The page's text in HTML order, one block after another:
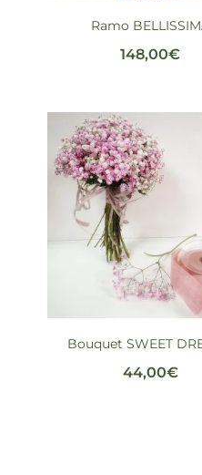
Ramo
148,00€
Bouquet SWEET
44,00€